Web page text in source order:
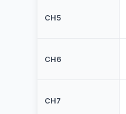
CH5
CH6
CH7